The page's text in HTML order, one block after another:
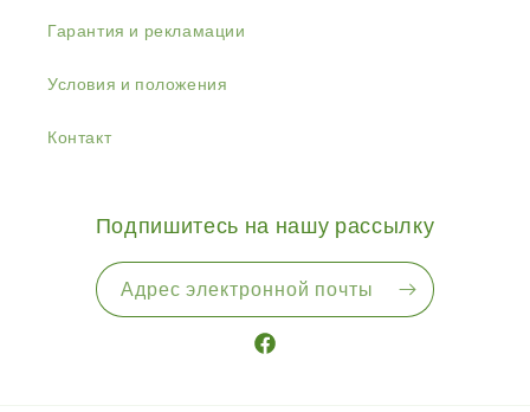
Гарантия и рекламации
Условия и положения
Контакт
Подпишитесь на нашу рассылку
Адрес электронной почты
Facebook